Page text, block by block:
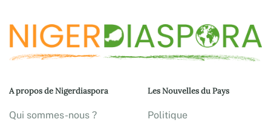
A propos de Nigerdiaspora
Qui sommes-nous ?
Les Nouvelles du Pays
Politique